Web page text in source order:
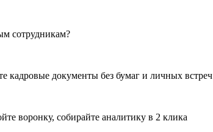
сотрудникам?
кадровые документы без бумаг и личных встреч
воронку, собирайте аналитику в 2 клика